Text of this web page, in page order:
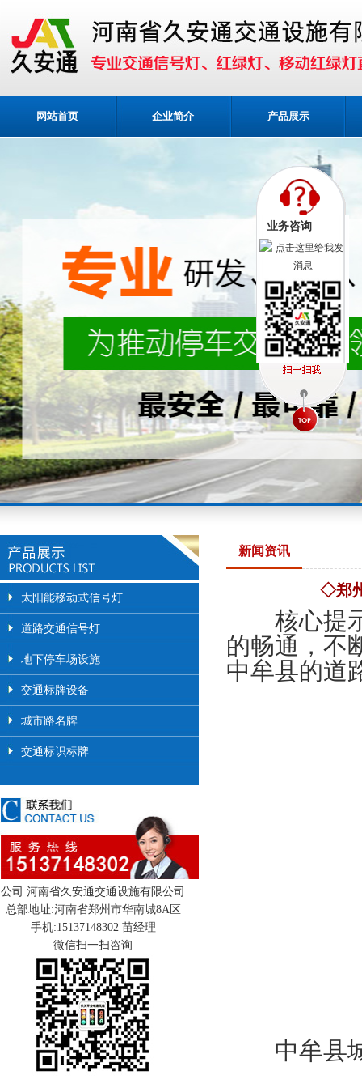
网站首页 企业简介 产品展示
太阳能移动式信号灯
道路交通信号灯
地下停车场设施
交通标牌设备
城市路名牌
交通标识标牌
公司:河南省久安通交通设施有限公司
总部地址:河南省郑州市华南城8A区
手机:15137148302 苗经理
微信扫一扫咨询
新闻资讯
◇郑
核心提示
的畅通，不
中牟县的道
中牟县城
业务咨询